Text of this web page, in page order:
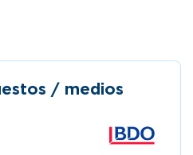
/ medios